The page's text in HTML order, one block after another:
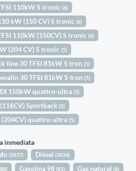
110kW S tronic(6)
kW (150 CV) S tronic(6)
110kW (150CV) S tronic(6)
(204 CV) S tronic(5)
line 30 TFSI 81kW S tron(5)
30 TFSI 81kW S tron(5)
150kW quattro-ultra(5)
Sportback(5)
(204CV) quattro-ultra(5)
inmediata
(5837) Diésel(3924)
Gasolina 98(81) Gas natural (6)